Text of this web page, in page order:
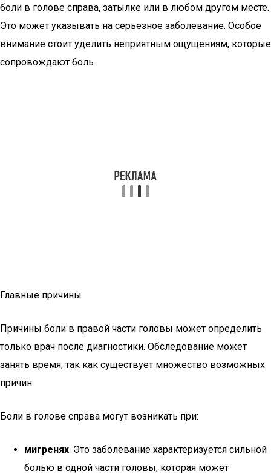
боли в голове справа, затылке или в любом другом месте.
Это может указывать на серьезное заболевание. Особое
внимание стоит уделить неприятным ощущениям, которые
сопровождают боль.
Главные причины
Причины боли в правой части головы может определить
только врач после диагностики. Обследование может
занять время, так как существует множество возможных
причин.
Боли в голове справа могут возникать при:
мигренях. Это заболевание характеризуется сильной
болью в одной части головы, которая может